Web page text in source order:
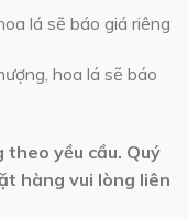
lá sẽ báo giá riêng
hoa lá sẽ báo
yều cầu. Quý
hàng vui lòng liên